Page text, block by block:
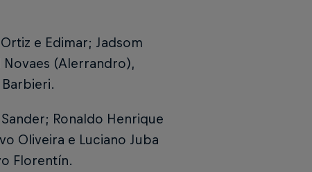
e Edimar; Jadsom
Novaes (Alerrandro),
Ronaldo Henrique
Oliveira e Luciano Juba
Florentín.